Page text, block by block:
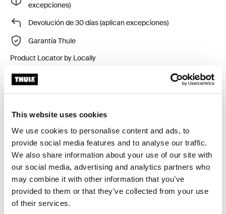
This website uses cookies
We use cookies to personalise content and ads, to
provide social media features and to analyse our traffic.
We also share information about your use of our site with
our social media, advertising and analytics partners who
may combine it with other information that you’ve
provided to them or that they’ve collected from your use
of their services.
excepciones)
Devolución de 30 días (aplican excepciones)
Garantía Thule
Product Locator by Locally
portaequipajes de techo Thule en vehículos con rieles
Toggle features
Todas las características